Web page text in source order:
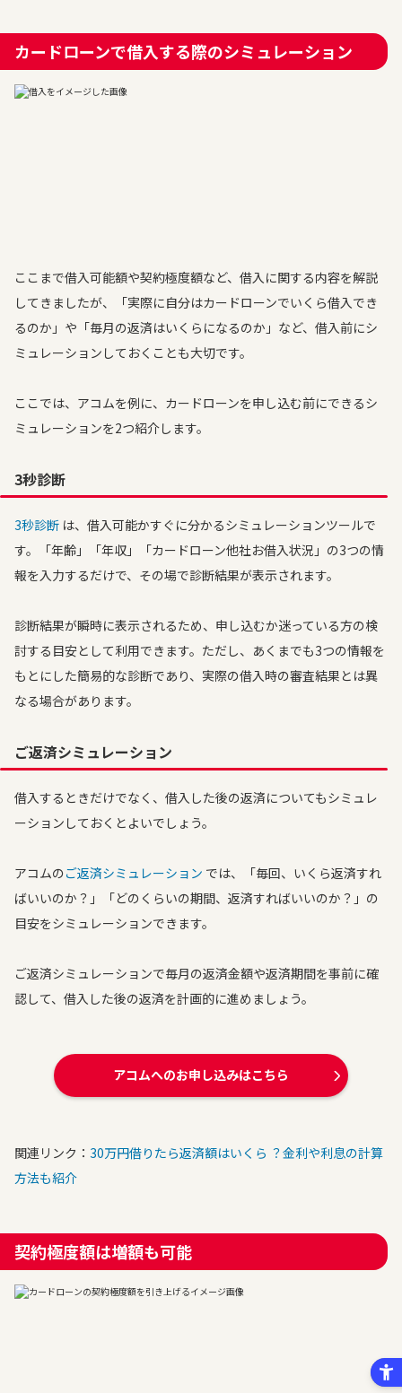
カードローンで借入する際のシミュレーション
ここまで借入可能額や契約極度額など、借入に関する内容を解説
してきましたが、「実際に自分はカードローンでいくら借入でき
るのか」や「毎月の返済はいくらになるのか」など、借入前にシ
ミュレーションしておくことも大切です。
ここでは、アコムを例に、カードローンを申し込む前にできるシ
ミュレーションを2つ紹介します。
3秒診断
3秒診断 は、借入可能かすぐに分かるシミュレーションツールで
す。「年齢」「年収」「カードローン他社お借入状況」の3つの情
報を入力するだけで、その場で診断結果が表示されます。
診断結果が瞬時に表示されるため、申し込むか迷っている方の検
討する目安として利用できます。ただし、あくまでも3つの情報を
もとにした簡易的な診断であり、実際の借入時の審査結果とは異
なる場合があります。
ご返済シミュレーション
借入するときだけでなく、借入した後の返済についてもシミュレ
ーションしておくとよいでしょう。
アコムの ご返済シミュレーション では、「毎回、いくら返済すれ
ばいいのか？」「どのくらいの期間、返済すればいいのか？」の
目安をシミュレーションできます。
ご返済シミュレーションで毎月の返済金額や返済期間を事前に確
認して、借入した後の返済を計画的に進めましょう。
アコムへのお申し込みはこちら
関連リンク： 30万円借りたら返済額はいくら ？金利や利息の計算
方法も紹介
契約極度額は増額も可能